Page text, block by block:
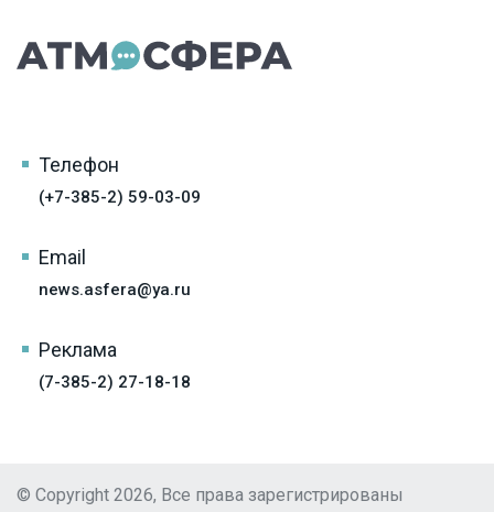
Телефон
(+7-385-2) 59-03-09
Email
news.asfera@ya.ru
Реклама
(7-385-2) 27-18-18
© Copyright 2026, Все права зарегистрированы